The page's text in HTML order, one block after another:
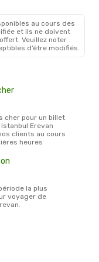
au cours des
et ils ne doivent
Veuillez noter
d’être modifiés.
Erevan
clients au cours
heures
voyager de